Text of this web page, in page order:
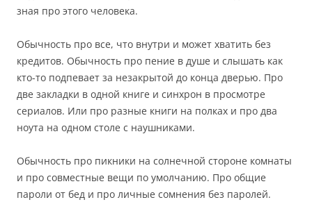
зная про этого человека.
Обычность про все, что внутри и может хватить без
кредитов. Обычность про пение в душе и слышать как
кто-то подпевает за незакрытой до конца дверью. Про
две закладки в одной книге и синхрон в просмотре
сериалов. Или про разные книги на полках и про два
ноута на одном столе с наушниками.
Обычность про пикники на солнечной стороне комнаты
и про совместные вещи по умолчанию. Про общие
пароли от бед и про личные сомнения без паролей.